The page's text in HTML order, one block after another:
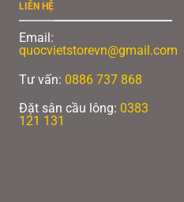
LIÊN HỆ
Email:
quocvietstorevn@gmail.com
Tư vấn: 0886 737 868
Đặt sân cầu lông: 0383
121 131